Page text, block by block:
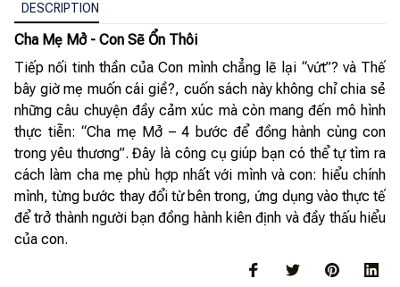
DESCRIPTION
Cha Mẹ Mở - Con Sẽ Ổn Thôi
Tiếp nối tinh thần của Con mình chẳng lẽ lại “vứt”? và Thế
bây giờ mẹ muốn cái giề?, cuốn sách này không chỉ chia sẻ
những câu chuyện đầy cảm xúc mà còn mang đến mô hình
thực tiễn: “Cha mẹ Mở – 4 bước để đồng hành cùng con
trong yêu thương”. Đây là công cụ giúp bạn có thể tự tìm ra
cách làm cha mẹ phù hợp nhất với mình và con: hiểu chính
mình, từng bước thay đổi từ bên trong, ứng dụng vào thực tế
để trở thành người bạn đồng hành kiên định và đầy thấu hiểu
của con.